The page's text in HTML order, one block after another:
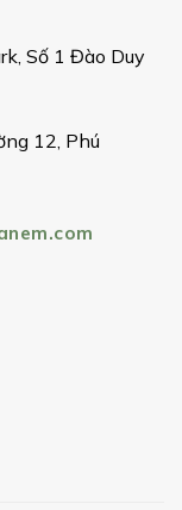
Số 1 Đào Duy
12, Phú